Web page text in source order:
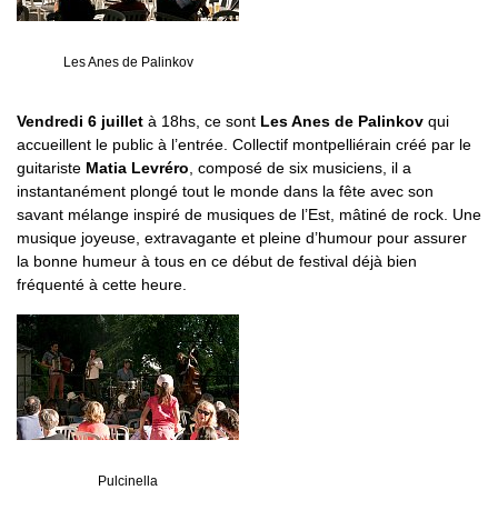
Les Anes de Palinkov
Vendredi 6 juillet à 18hs, ce sont Les Anes de Palinkov qui
accueillent le public à l’entrée. Collectif montpelliérain créé par le
guitariste Matia Levréro, composé de six musiciens, il a
instantanément plongé tout le monde dans la fête avec son
savant mélange inspiré de musiques de l’Est, mâtiné de rock. Une
musique joyeuse, extravagante et pleine d’humour pour assurer
la bonne humeur à tous en ce début de festival déjà bien
fréquenté à cette heure.
Pulcinella